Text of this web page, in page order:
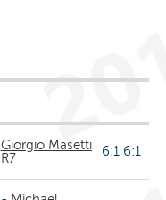
Giorgio Masetti
R7
6:1 6:1